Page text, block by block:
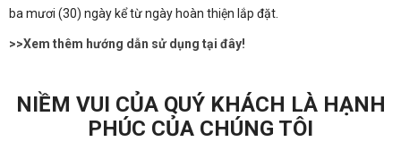
ba mươi (30) ngày kể từ ngày hoàn thiện lắp đặt.
>>Xem thêm hướng dẫn sử dụng tại đây!
NIỀM VUI CỦA QUÝ KHÁCH LÀ HẠNH
PHÚC CỦA CHÚNG TÔI